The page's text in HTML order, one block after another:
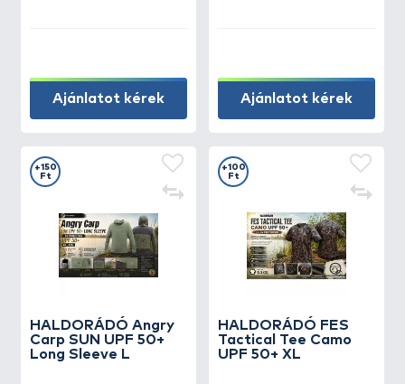
Ajánlatot kérek Ajánlatot kérek
HALDORÁDÓ Angry
Carp SUN UPF 50+
Long Sleeve L
+150
Ft
HALDORÁDÓ FES
Tactical Tee Camo
UPF 50+ XL
+100
Ft